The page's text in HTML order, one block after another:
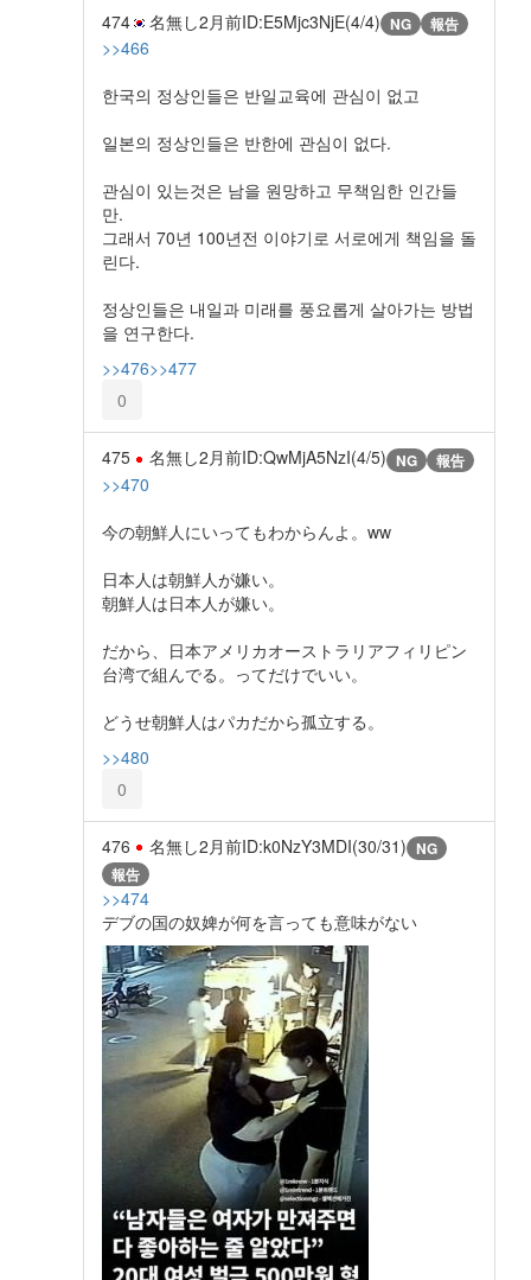
474 名無し2月前ID:E5Mjc3NjE(4/4) NG 報告
>>466
한국의 정상인들은 반일교육에 관심이 없고
일본의 정상인들은 반한에 관심이 없다.
관심이 있는것은 남을 원망하고 무책임한 인간들
만.
그래서 70년 100년전 이야기로 서로에게 책임을 돌
린다.
정상인들은 내일과 미래를 풍요롭게 살아가는 방법
을 연구한다.
>>476>>477
0
475 名無し2月前ID:QwMjA5NzI(4/5) NG 報告
>>470
今の朝鮮人にいってもわからんよ。ww
日本人は朝鮮人が嫌い。
朝鮮人は日本人が嫌い。
だから、日本アメリカオーストラリアフィリピン
台湾で組んでる。ってだけでいい。
どうせ朝鮮人はパカだから孤立する。
>>480
0
476 名無し2月前ID:k0NzY3MDI(30/31) NG
報告
>>474
デブの国の奴婢が何を言っても意味がない